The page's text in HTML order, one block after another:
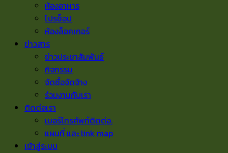
ห้องอาหาร
โปรช็อป
ห้องล็อคเกอร์
ข่าวสาร
ข่าวประชาสัมพันธ์
กิจกรรม
จัดซื้อจัดจ้าง
ร่วมงานกับเรา
ติดต่อเรา
เบอร์โทรศัพท์ติดต่อ.
แผนที่ และ link map
เข้าสู่ระบบ